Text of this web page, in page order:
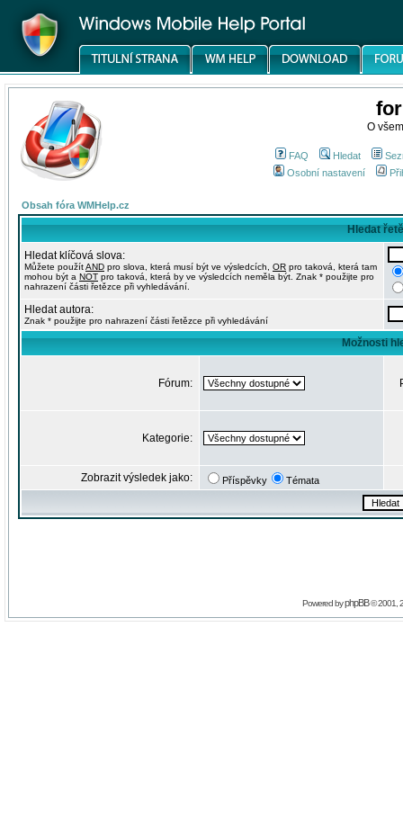
O
FAQ Hledat
Osobní nastavení
Obsah fóra WMHelp.cz
Hledat
Hledat klíčová slova:
Můžete použítAND pro slova, která musí být ve výsledcích, OR pro taková, která tam
mohou být a NOT pro taková, která by ve výsledcích neměla být. Znak * použijte pro
nahrazení části řetězce při vyhledávání.
Hledat autora:
Znak * použijte pro nahrazení části řetězce při vyhledávání
Možnosti
Fórum:
Kategorie:
Zobrazit výsledek jako: Příspěvky Témata
Powered byphpBB© 2001,